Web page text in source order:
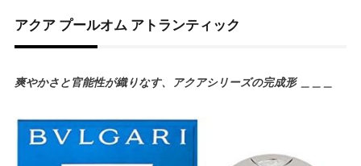
アクア プールオム アトランティック
爽やかさと官能性が織りなす、アクアシリーズの完成形 ＿＿＿